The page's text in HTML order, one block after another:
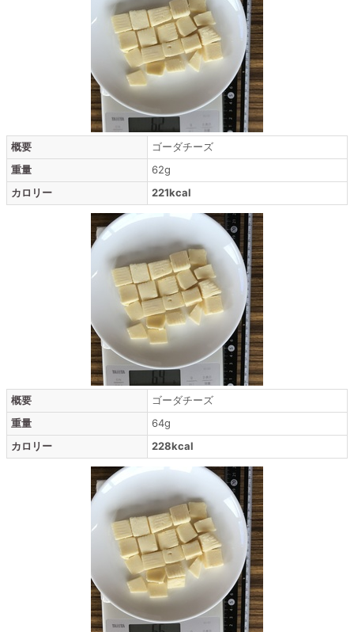
概要
ゴーダチーズ
重量
62g
カロリー
221kcal
概要
ゴーダチーズ
重量
64g
カロリー
228kcal